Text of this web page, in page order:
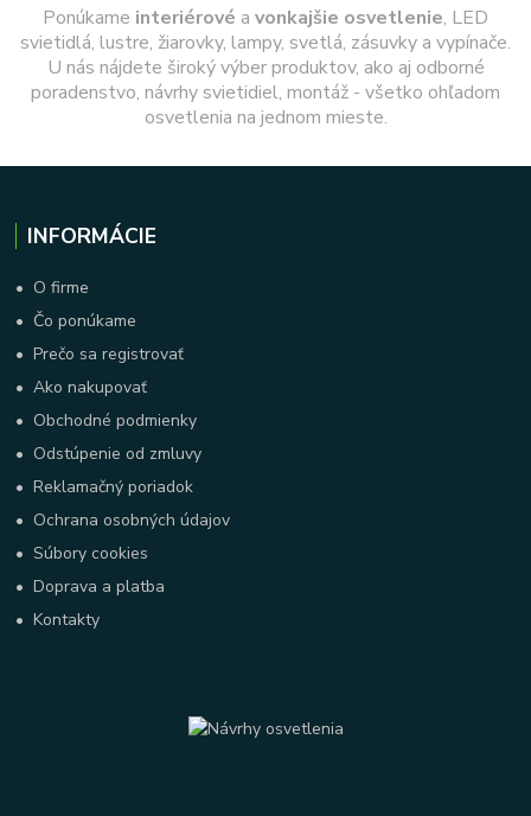
Ponúkame interiérové a vonkajšie osvetlenie, LED
svietidlá, lustre, žiarovky, lampy, svetlá, zásuvky a vypínače.
U nás nájdete široký výber produktov, ako aj odborné
poradenstvo, návrhy svietidiel, montáž - všetko ohľadom
osvetlenia na jednom mieste.
INFORMÁCIE
• O firme
• Čo ponúkame
•Prečo sa registrovať
•Ako nakupovať
• Obchodné podmienky
• Odstúpenie od zmluvy
•Reklamačný poriadok
• Ochrana osobných údajov
•Súbory cookies
•Doprava a platba
•Kontakty